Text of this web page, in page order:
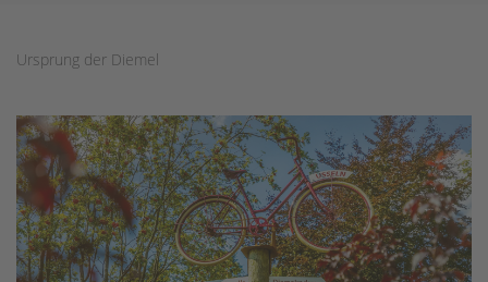
Ursprung der Diemel